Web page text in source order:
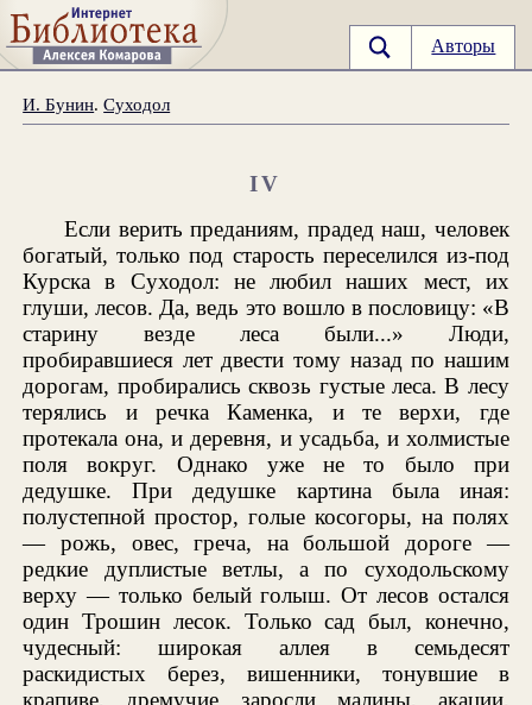
Авторы
И. Бунин.Суходол
IV
Если верить преданиям, прадед наш, человек
богатый, только под старость переселился из-под
Курска в Суходол: не любил наших мест, их
глуши, лесов. Да, ведь это вошло в пословицу: «В
старину везде леса были...» Люди,
пробиравшиеся лет двести тому назад по нашим
дорогам, пробирались сквозь густые леса. В лесу
терялись и речка Каменка, и те верхи, где
протекала она, и деревня, и усадьба, и холмистые
поля вокруг. Однако уже не то было при
дедушке. При дедушке картина была иная:
полустепной простор, голые косогоры, на полях
— рожь, овес, греча, на большой дороге —
редкие дуплистые ветлы, а по суходольскому
верху — только белый голыш. От лесов остался
один Трошин лесок. Только сад был, конечно,
чудесный: широкая аллея в семьдесят
раскидистых берез, вишенники, тонувшие в
крапиве, дремучие заросли малины, акации,